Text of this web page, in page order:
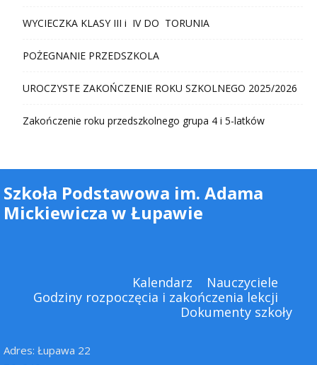
WYCIECZKA KLASY III i IV DO TORUNIA
POŻEGNANIE PRZEDSZKOLA
UROCZYSTE ZAKOŃCZENIE ROKU SZKOLNEGO 2025/2026
Zakończenie roku przedszkolnego grupa 4 i 5-latków
Szkoła Podstawowa im. Adama
Mickiewicza w Łupawie
Kalendarz
Nauczyciele
Godziny rozpoczęcia i zakończenia lekcji
Dokumenty szkoły
Adres: Łupawa 22